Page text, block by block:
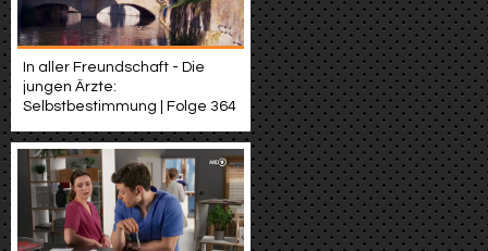
In aller Freundschaft - Die
jungen Ärzte:
Selbstbestimmung | Folge 364